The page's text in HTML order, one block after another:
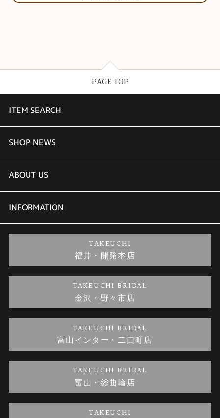
PAGE TOP
ITEM SEARCH
婚約指輪
結婚指輪
セットリング
婚約ネックレス
金・プラチナのお取引
SHOP NEWS
TAKEUCHI BRIDAL金沢本店情報
商品一覧
ブランドリスト
金澤指輪工房｜手作りペアリング
金澤指輪工房｜手作り結婚指輪 and 婚約指輪
金澤指輪工房｜手作り婚約指輪プロポーズプラン
ABOUT US
会社概要
お客様の声
INFORMATION
プライバシーポリシー
TAKEUCHI
福井・開発本店
TAKEUCHI BRIDAL
金沢・野々市店
TAKEUCHI BRIDAL
富山インター・二口町店
TAKEUCHI BRIDAL
富山・総曲輪店
TAKEUCHI